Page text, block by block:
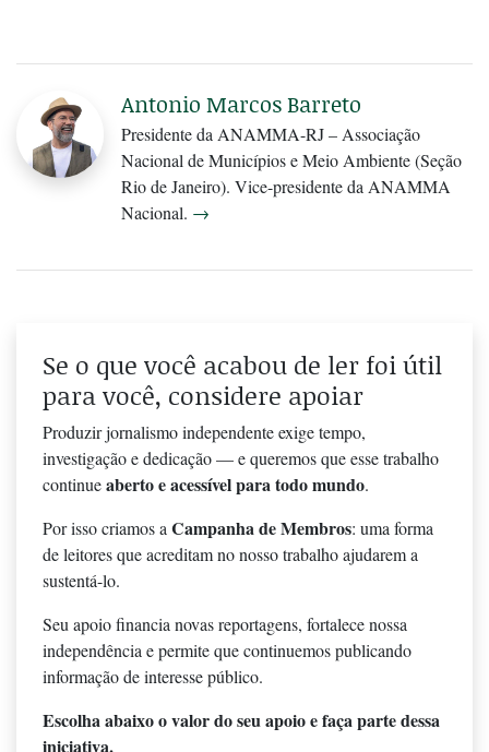
Antonio Marcos Barreto
Presidente da ANAMMA-RJ – Associação
Nacional de Municípios e Meio Ambiente (Seção
Rio de Janeiro). Vice-presidente da ANAMMA
Nacional. →
Se o que você acabou de ler foi útil
para você, considere apoiar
Produzir jornalismo independente exige tempo,
investigação e dedicação — e queremos que esse trabalho
continueaberto e acessível para todo mundo.
Por isso criamos a Campanha de Membros: uma forma
de leitores que acreditam no nosso trabalho ajudarem a
sustentá-lo.
Seu apoio financia novas reportagens, fortalece nossa
independência e permite que continuemos publicando
informação de interesse público.
Escolha abaixo o valor do seu apoio e faça parte dessa
iniciativa.